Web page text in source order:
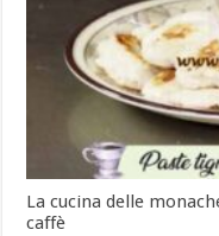
La cucina delle
caffè